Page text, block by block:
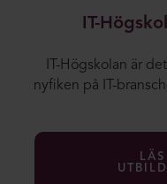
IT-
IT-Högskolan är
nyfiken på IT-